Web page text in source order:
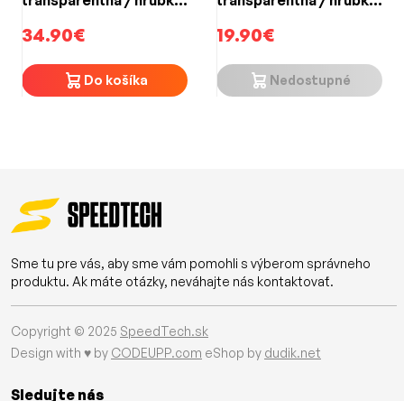
(25m)
34.90€
Do košíka
19.90€
Nedostupné
Sme tu pre vás, aby sme vám pomohli s výberom správneho
produktu. Ak máte otázky, neváhajte nás kontaktovať.
Copyright © 2025 SpeedTech.sk
Design with ♥ by CODEUPP.com eShop by dudik.net
Sledujte nás